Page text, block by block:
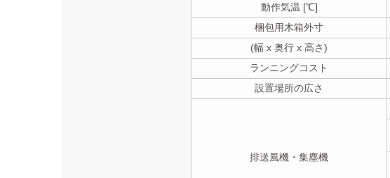
動作気温 [℃]
梱包用木箱外寸
(幅 x 奥行 x 高さ)
ランニングコスト
設置場所の広さ
排送風機・集塵機